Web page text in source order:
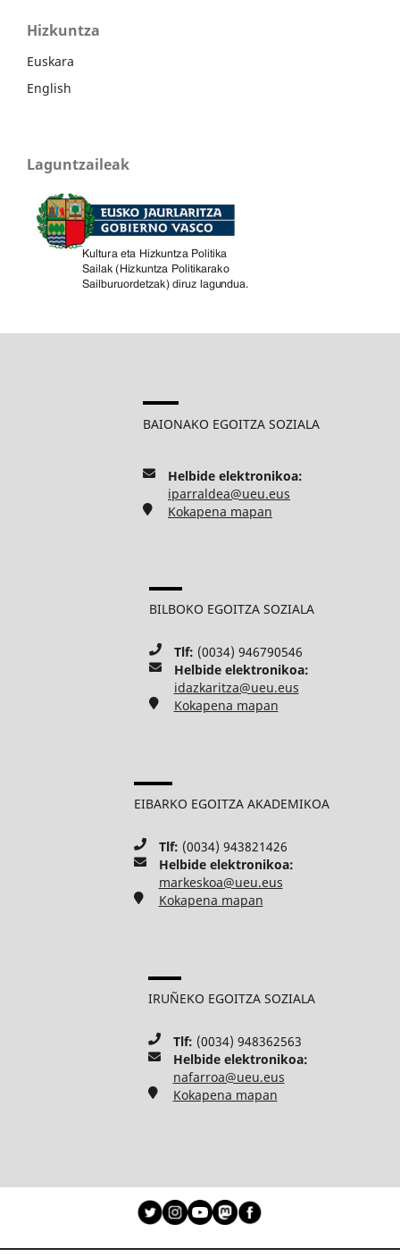
Hizkuntza
Euskara
English
Laguntzaileak
BAIONAKO EGOITZA SOZIALA
Helbide elektronikoa:
iparraldea@ueu.eus
Kokapena mapan
BILBOKO EGOITZA SOZIALA
Tlf: (0034) 946790546
Helbide elektronikoa:
idazkaritza@ueu.eus
Kokapena mapan
EIBARKO EGOITZA AKADEMIKOA
Tlf: (0034) 943821426
Helbide elektronikoa:
markeskoa@ueu.eus
Kokapena mapan
IRUÑEKO EGOITZA SOZIALA
Tlf: (0034) 948362563
Helbide elektronikoa:
nafarroa@ueu.eus
Kokapena mapan